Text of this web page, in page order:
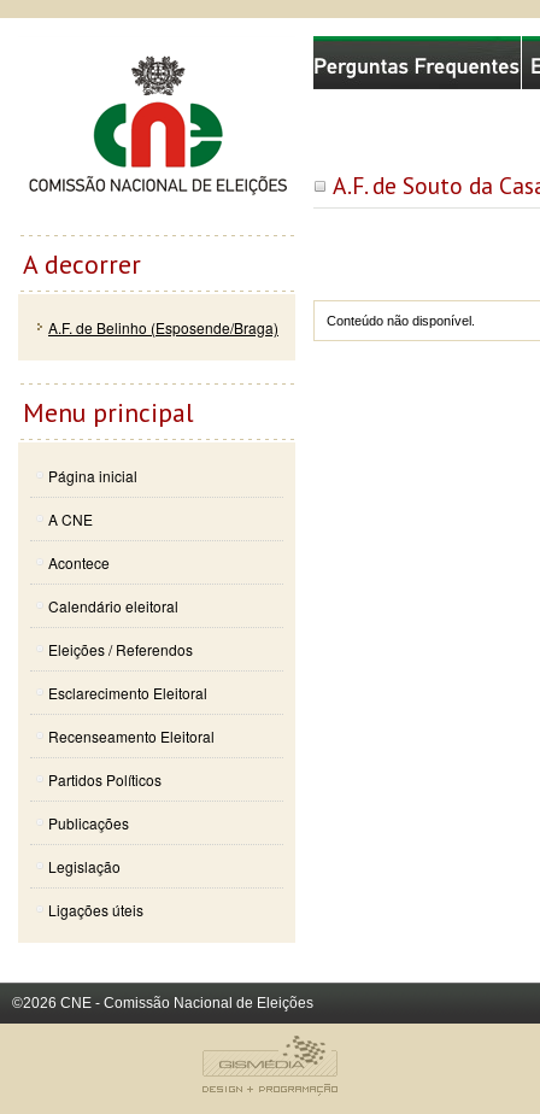
A.F. de Souto da
Conteúdo não disponível.
Comissão Nacional de Eleições
A decorrer
A.F. de Belinho (Esposende/Braga)
Menu principal
Página inicial
A CNE
Acontece
Calendário eleitoral
Eleições / Referendos
Esclarecimento Eleitoral
Recenseamento Eleitoral
Partidos Políticos
Publicações
Legislação
Ligações úteis
©2026 CNE - Comissão Nacional de Eleições